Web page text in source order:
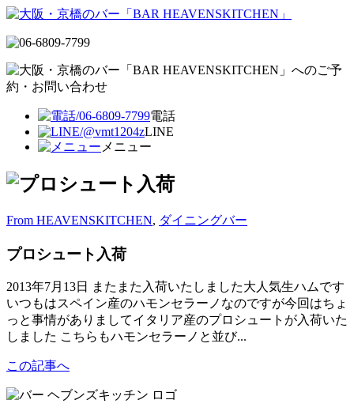
電話
LINE
メニュー
From HEAVENSKITCHEN, ダイニングバー
プロシュート入荷
2013年7月13日
またまた入荷いたしました大人気生ハムです
いつもはスペイン産のハモンセラーノなのですが今回はちょ
っと事情がありましてイタリア産のプロシュートが入荷いた
しました こちらもハモンセラーノと並び...
この記事へ